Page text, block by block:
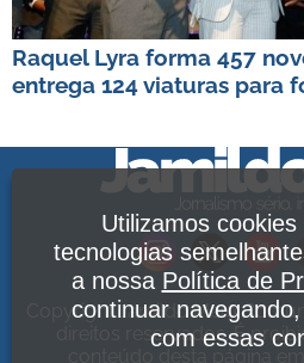
Raquel Lyra forma 457
entrega 124 viaturas para
Copyright Jamildo Melo
direitos reservados. É
conteúdo desta página
Utilizamos
tecnologias
a nossa Política de
continuar
com essas